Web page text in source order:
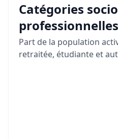
Catégories
professionnelles
Part de la population
retraitée, étudiante et